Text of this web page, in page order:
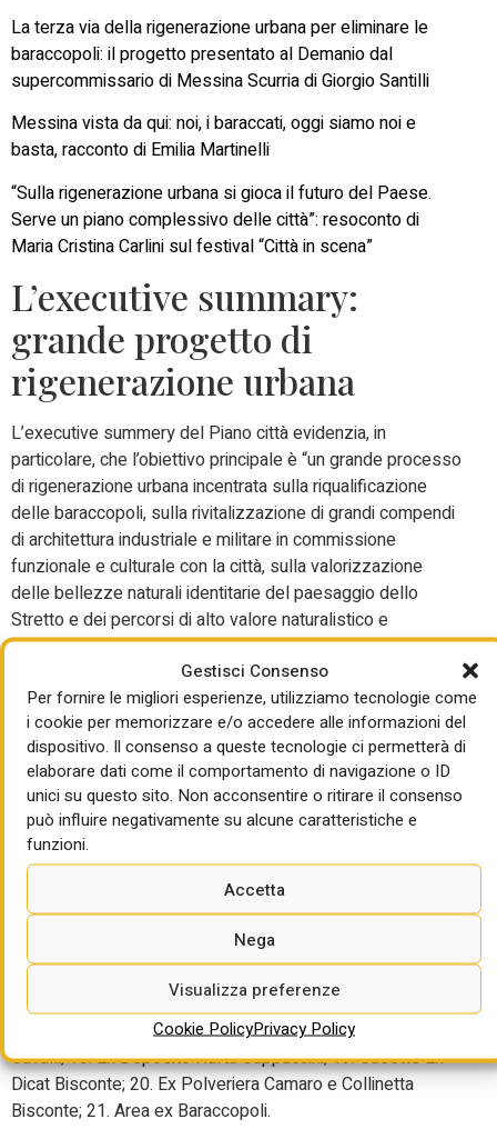
Gestisci Consenso
Per fornire le migliori esperienze, utilizziamo tecnologie come
i cookie per memorizzare e/o accedere alle informazioni del
dispositivo. Il consenso a queste tecnologie ci permetterà di
elaborare dati come il comportamento di navigazione o ID
unici su questo sito. Non acconsentire o ritirare il consenso
può influire negativamente su alcune caratteristiche e
funzioni.
Accetta
Nega
Visualizza preferenze
Cookie PolicyPrivacy Policy
La terza via della rigenerazione urbana per eliminare le
baraccopoli: il progetto presentato al Demanio dal
supercommissario di Messina Scurria di Giorgio Santilli
Messina vista da qui: noi, i baraccati, oggi siamo noi e
basta, racconto di Emilia Martinelli
“Sulla rigenerazione urbana si gioca il futuro del Paese.
Serve un piano complessivo delle città”: resoconto di
Maria Cristina Carlini sul festival “Città in scena”
L’executive summary:
grande progetto di
rigenerazione urbana
L’executive summery del Piano città evidenzia, in
particolare, che l’obiettivo principale è “un grande processo
di rigenerazione urbana incentrata sulla riqualificazione
delle baraccopoli, sulla rivitalizzazione di grandi compendi
di architettura industriale e militare in commissione
funzionale e culturale con la città, sulla valorizzazione
delle bellezze naturali identitarie del paesaggio dello
Stretto e dei percorsi di alto valore naturalistico e
paesaggistico, sulla tutela e valorizzazione turistico
culturale del sistema delle fortificazioni, sul
potenziamento dell’accessibilità esistente”.
L’elenco dei 21 beni
interessati al Piano città
Questi i 21 beni pubblici compresi nel Piano città: 1.
Caserma Masotto; 2. Caserma Militare Nervesa; 3.
Magazzini di Commissariato di Marina; 4. Forte Spuria; 5.
Forte dei Centri; 6. Ex Deposito Munizioni Campo Italia; 7.
Forte Ogliastri; 8. Ex Forte Castellaccio; 9. Ex Forte
Gonzaga; 10. Forte Petrazza; 11. Forte Schia昀昀ino; 12.
Forte Serra La Croce; 13. Forte Masotto; 14. Batteria Crispi;
15. Forte S.Jacchiddu; 16. Forte Puntal Ferraro; 17. Forte
Cavalli; 18. Ex Deposito Nafta Cappuccini; 19. Casette Ex
Dicat Bisconte; 20. Ex Polveriera Camaro e Collinetta
Bisconte; 21. Area ex Baraccopoli.